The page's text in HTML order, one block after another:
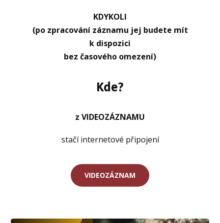
KDYKOLI
(po zpracování záznamu jej budete mít
k dispozici
bez časového omezení)
Kde?
z VIDEOZÁZNAMU
stačí internetové připojení
VIDEOZÁZNAM